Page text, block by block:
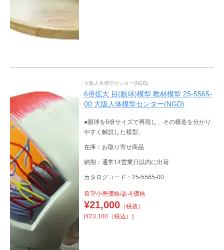
大阪人体模型センター(NGD)
6倍拡大 目(眼球)模型 教材模型 25-5565-
00 大阪人体模型センター(NGD)
●眼球を6倍サイズで再現し、その構造を分かり
やすく解説した模型。
在庫：お取り寄せ商品
納期：通常14営業日以内に出荷
カタログコード：25-5565-00
希望小売価格/参考価格
¥21,000（税抜）
[¥23,100（税込）]